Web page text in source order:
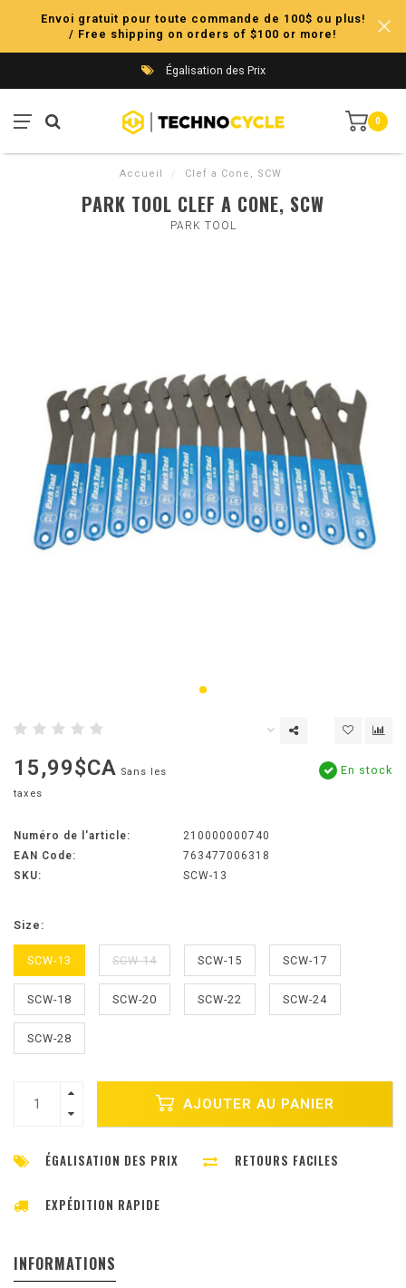
Envoi gratuit pour toute commande de 100$ ou plus!
/ Free shipping on orders of $100 or more!
Égalisation des Prix
0
Accueil / Clef a Cone, SCW
PARK TOOL CLEF A CONE, SCW
PARK TOOL
15,99$CA Sans les
taxes
En stock
Numéro de l'article:
210000000740
EAN Code:
763477006318
SKU:
SCW-13
Size:
SCW-13 SCW-14 SCW-15 SCW-17
SCW-18 SCW-20 SCW-22 SCW-24
SCW-28
AJOUTER AU PANIER
ÉGALISATION DES PRIX RETOURS FACILES
EXPÉDITION RAPIDE
INFORMATIONS